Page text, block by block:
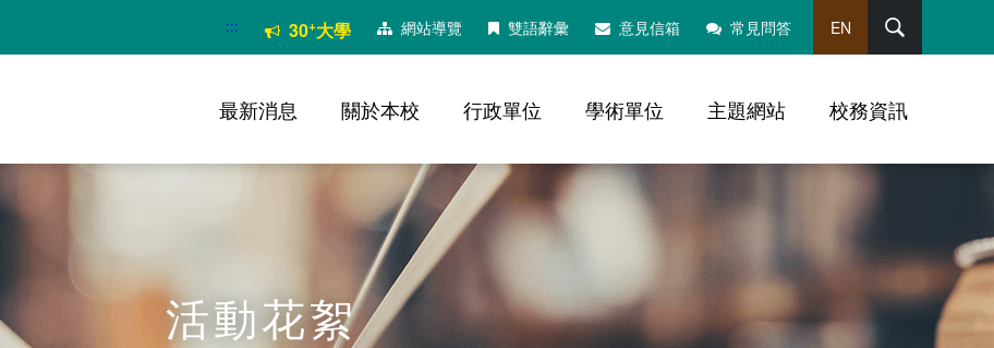
::: 30+大學 網站導覽 雙語辭彙 意見信箱 常見問答 EN
最新消息 關於本校 行政單位 學術單位 主題網站 校務資訊
活動花絮